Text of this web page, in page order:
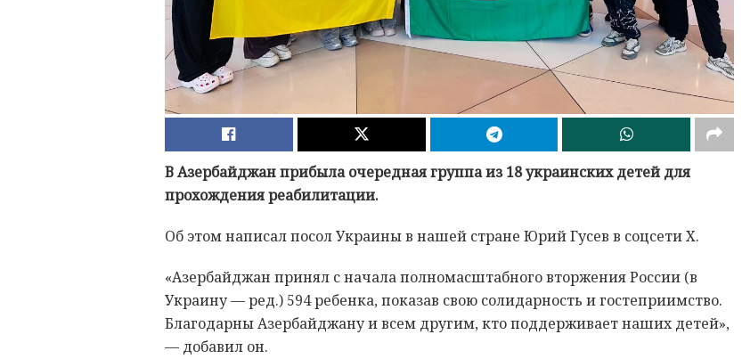
В Азербайджан прибыла очередная группа из 18 украинских детей для
прохождения реабилитации.
Об этом написал посол Украины в нашей стране Юрий Гусев в соцсети Х.
«Азербайджан принял с начала полномасштабного вторжения России (в
Украину — ред.) 594 ребенка, показав свою солидарность и гостеприимство.
Благодарны Азербайджану и всем другим, кто поддерживает наших детей»,
— добавил он.